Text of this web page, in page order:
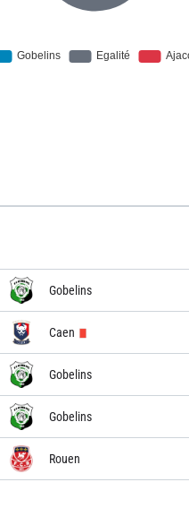
Gobelins
Caen
Gobelins
Gobelins
Rouen